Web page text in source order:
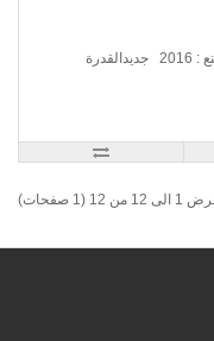
مولد اف جي ويلسون انتاج مصنع (كتربلر) سنة الصنع : 2016 جديدالقدرة